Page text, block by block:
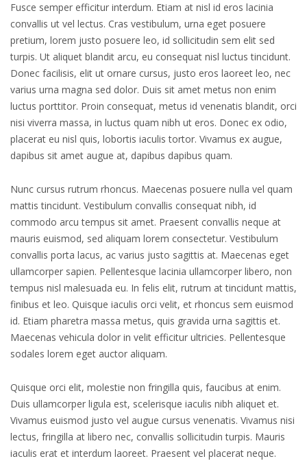
Fusce semper efficitur interdum. Etiam at nisl id eros lacinia
convallis ut vel lectus. Cras vestibulum, urna eget posuere
pretium, lorem justo posuere leo, id sollicitudin sem elit sed
turpis. Ut aliquet blandit arcu, eu consequat nisl luctus tincidunt.
Donec facilisis, elit ut ornare cursus, justo eros laoreet leo, nec
varius urna magna sed dolor. Duis sit amet metus non enim
luctus porttitor. Proin consequat, metus id venenatis blandit, orci
nisi viverra massa, in luctus quam nibh ut eros. Donec ex odio,
placerat eu nisl quis, lobortis iaculis tortor. Vivamus ex augue,
dapibus sit amet augue at, dapibus dapibus quam.
Nunc cursus rutrum rhoncus. Maecenas posuere nulla vel quam
mattis tincidunt. Vestibulum convallis consequat nibh, id
commodo arcu tempus sit amet. Praesent convallis neque at
mauris euismod, sed aliquam lorem consectetur. Vestibulum
convallis porta lacus, ac varius justo sagittis at. Maecenas eget
ullamcorper sapien. Pellentesque lacinia ullamcorper libero, non
tempus nisl malesuada eu. In felis elit, rutrum at tincidunt mattis,
finibus et leo. Quisque iaculis orci velit, et rhoncus sem euismod
id. Etiam pharetra massa metus, quis gravida urna sagittis et.
Maecenas vehicula dolor in velit efficitur ultricies. Pellentesque
sodales lorem eget auctor aliquam.
Quisque orci elit, molestie non fringilla quis, faucibus at enim.
Duis ullamcorper ligula est, scelerisque iaculis nibh aliquet et.
Vivamus euismod justo vel augue cursus venenatis. Vivamus nisi
lectus, fringilla at libero nec, convallis sollicitudin turpis. Mauris
iaculis erat et interdum laoreet. Praesent vel placerat neque.